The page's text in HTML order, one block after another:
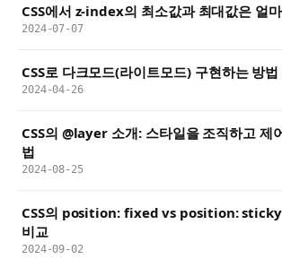
CSS에서 z-index의 최소값과 최대값은 얼
2024-07-07
CSS로 다크모드(라이트모드) 구현하는 방
2024-04-26
CSS의 @layer 소개: 스타일을 조직하고 제
법
2024-08-25
CSS의 position: fixed vs position: sticky
비교
2024-09-02